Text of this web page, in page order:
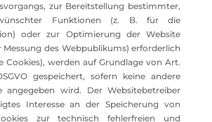
zur Bereitstellung bestimmter,
Funktionen (z. B. für die
oder zur Optimierung der Website
Messung des Webpublikums) erforderlich
Cookies), werden auf Grundlage von Art.
gespeichert, sofern keine andere
angegeben wird. Der Websitebetreiber
Interesse an der Speicherung von
zur technisch fehlerfreien und